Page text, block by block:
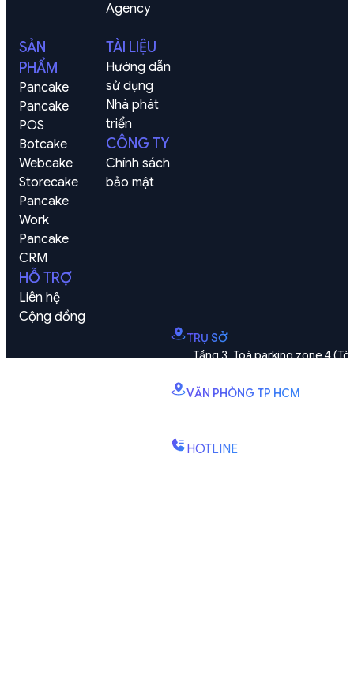
Agency
SẢN
PHẨM
Pancake
Pancake
POS
Botcake
Webcake
Storecake
Pancake
Work
Pancake
CRM
HỖ TRỢ
Liên hệ
Cộng đồng
TÀI LIỆU
Hướng dẫn
sử dụng
Nhà phát
triển
CÔNG TY
Chính sách
bảo mật
TRỤ SỞ
Tầng 3, Toà parking zone 4
VĂN PHÒNG TP HCM
HOTLINE